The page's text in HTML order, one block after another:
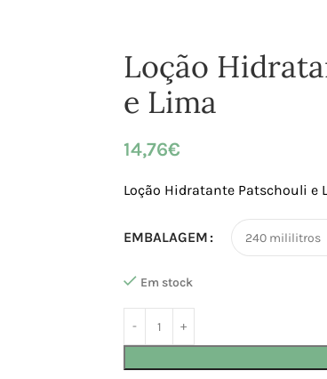
Loção
e Lima
14,76€
Loção Hidratante Patschouli e
EMBALAGEM
Em stock